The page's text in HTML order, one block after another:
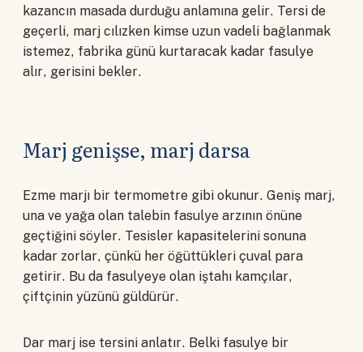
kazancın masada durduğu anlamına gelir. Tersi de
geçerli, marj cılızken kimse uzun vadeli bağlanmak
istemez, fabrika günü kurtaracak kadar fasulye
alır, gerisini bekler.
Marj genişse, marj darsa
Ezme marjı bir termometre gibi okunur. Geniş marj,
una ve yağa olan talebin fasulye arzının önüne
geçtiğini söyler. Tesisler kapasitelerini sonuna
kadar zorlar, çünkü her öğüttükleri çuval para
getirir. Bu da fasulyeye olan iştahı kamçılar,
çiftçinin yüzünü güldürür.
Dar marj ise tersini anlatır. Belki fasulye bir